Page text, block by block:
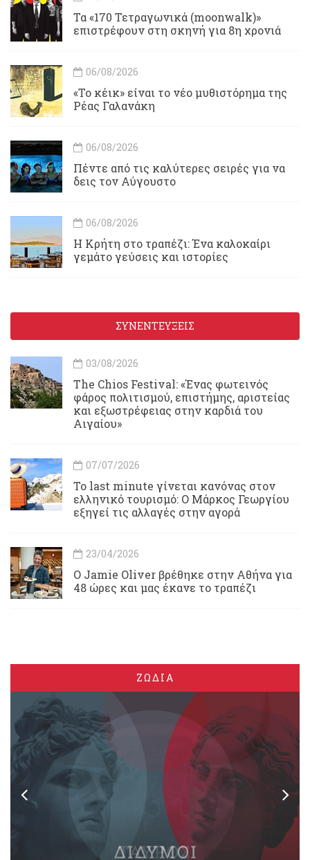
Τα «170 Τετραγωνικά (moonwalk)»
επιστρέφουν στη σκηνή για 8η χρονιά
06/08/2026
«Το κέικ» είναι το νέο μυθιστόρημα της
Ρέας Γαλανάκη
06/08/2026
Πέντε από τις καλύτερες σειρές για να
δεις τον Αύγουστο
06/08/2026
Η Κρήτη στο τραπέζι: Ένα καλοκαίρι
γεμάτο γεύσεις και ιστορίες
ΣΥΝΕΝΤΕΥΞΕΙΣ
03/08/2026
Τhe Chios Festival: «Ένας φωτεινός
φάρος πολιτισμού, επιστήμης, αριστείας
και εξωστρέφειας στην καρδιά του
Αιγαίου»
07/07/2026
Το last minute γίνεται κανόνας στον
ελληνικό τουρισμό: Ο Μάρκος Γεωργίου
εξηγεί τις αλλαγές στην αγορά
23/04/2026
Ο Jamie Oliver βρέθηκε στην Αθήνα για
48 ώρες και μας έκανε το τραπέζι
ΖΩΔΙΑ